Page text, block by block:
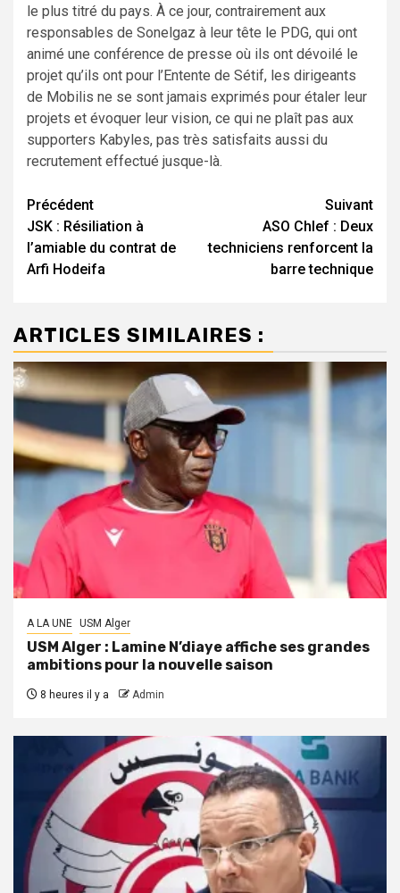
le plus titré du pays. À ce jour, contrairement aux
responsables de Sonelgaz à leur tête le PDG, qui ont
animé une conférence de presse où ils ont dévoilé le
projet qu’ils ont pour l’Entente de Sétif, les dirigeants
de Mobilis ne se sont jamais exprimés pour étaler leur
projets et évoquer leur vision, ce qui ne plaît pas aux
supporters Kabyles, pas très satisfaits aussi du
recrutement effectué jusque-là.
Navigation
d’article
Précédent
JSK : Résiliation à
l’amiable du contrat de
Arfi Hodeifa
Suivant
ASO Chlef : Deux
techniciens renforcent la
barre technique
ARTICLES SIMILAIRES :
A LA UNE USM Alger
USM Alger : Lamine N’diaye affiche ses grandes
ambitions pour la nouvelle saison
8 heures il y a Admin